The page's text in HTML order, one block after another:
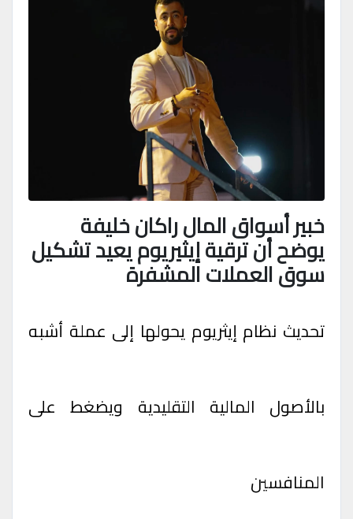
خبير أسواق المال راكان خليفة
يوضح أن ترقية إيثيريوم يعيد تشكيل
سوق العملات المشفرة
تحديث نظام إيثريوم يحولها إلى عملة أشبه
بالأصول المالية التقليدية ويضغط على
المنافسين